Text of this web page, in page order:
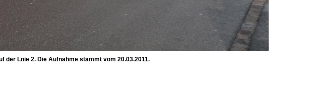
der Lnie 2. Die Aufnahme stammt vom 20.03.2011.